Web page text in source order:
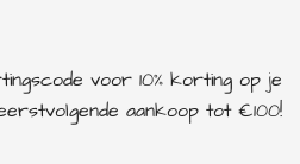
voor 10% korting op je
aankoop tot €100!